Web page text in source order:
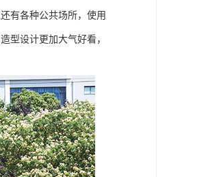
有各种公共场所，使用
型设计更加大气好看，